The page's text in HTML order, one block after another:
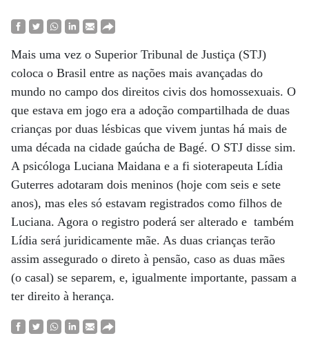
Mais uma vez o Superior Tribunal de Justiça (STJ)
coloca o Brasil entre as nações mais avançadas do
mundo no campo dos direitos civis dos homossexuais. O
que estava em jogo era a adoção compartilhada de duas
crianças por duas lésbicas que vivem juntas há mais de
uma década na cidade gaúcha de Bagé. O STJ disse sim.
A psicóloga Luciana Maidana e a fi sioterapeuta Lídia
Guterres adotaram dois meninos (hoje com seis e sete
anos), mas eles só estavam registrados como filhos de
Luciana. Agora o registro poderá ser alterado e também
Lídia será juridicamente mãe. As duas crianças terão
assim assegurado o direto à pensão, caso as duas mães
(o casal) se separem, e, igualmente importante, passam a
ter direito à herança.